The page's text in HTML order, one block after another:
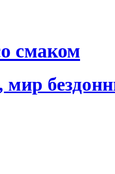
смаком
мир